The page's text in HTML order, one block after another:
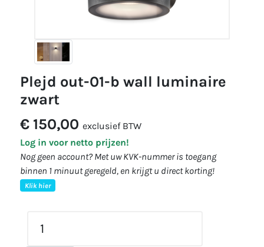
plejd out-01-b wall luminaire
zwart
€ 150,00 exclusief BTW
Log in voor netto prijzen!
Nog geen account? Met uw KVK-nummer is toegang
binnen 1 minuut geregeld, en krijgt u direct korting!
Klik hier